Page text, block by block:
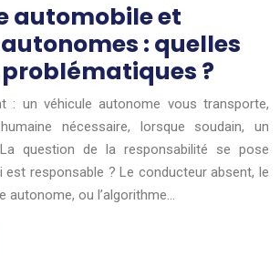
automobile et
: quelles
?
: un véhicule autonome vous transporte,
nécessaire, lorsque soudain, un
question de la responsabilité se pose
est responsable ? Le conducteur absent, le
autonome, ou l’algorithme…